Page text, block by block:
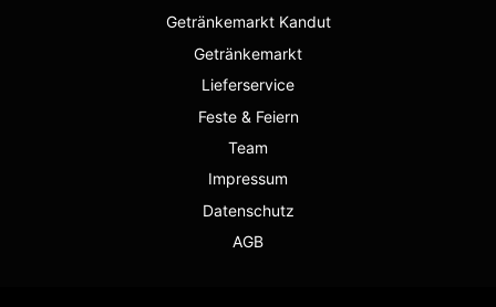
Getränkemarkt Kandut
Getränkemarkt
Lieferservice
Feste & Feiern
Team
Impressum
Datenschutz
AGB